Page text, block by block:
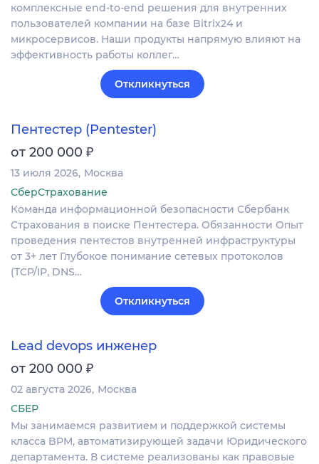
комплексные end-to-end решения для внутренних
пользователей компании на базе Bitrix24 и
микросервисов. Наши продукты напрямую влияют на
эффективность работы коллег…
Откликнуться
Пентестер (Pentester)
от 200 000 ₽
13 июля 2026 Москва
СберСтрахование
Команда информационной безопасности Сбербанк
Страхования в поиске Пентестера. Обязанности Опыт
проведения пентестов внутренней инфраструктуры
от 3+ лет Глубокое понимание сетевых протоколов
(TCP/IP, DNS…
Откликнуться
Lead devops инженер
от 200 000 ₽
02 августа 2026 Москва
СБЕР
Мы занимаемся развитием и поддержкой системы
класса BPM, автоматизирующей задачи Юридического
департамента. В системе реализованы как правовые